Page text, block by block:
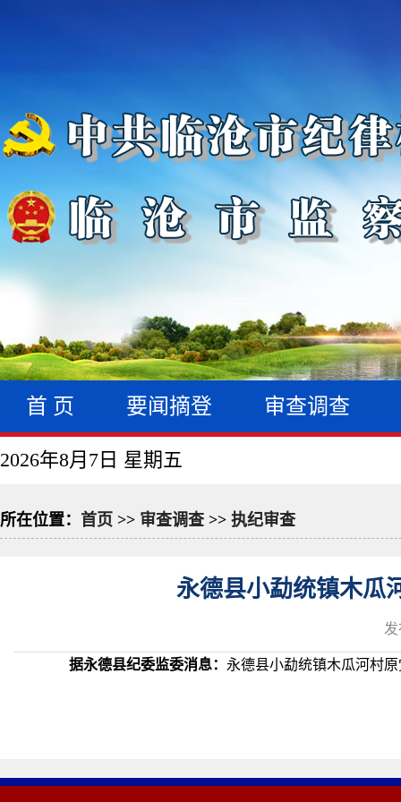
首 页 要闻摘登 审查调查
2026年8月7日 星期五
所在位置： 首页 >> 审查调查 >> 执纪审查
永德县小勐统镇木瓜
据永德县纪委监委消息： 永德县小勐统镇木瓜河村